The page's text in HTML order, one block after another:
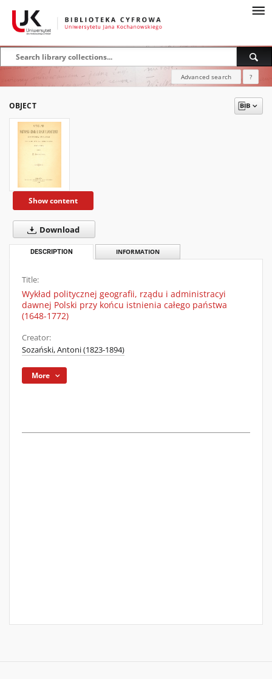
Advanced search ?
OBJECT
Show content
Download
DESCRIPTION INFORMATION
Title:
Wykład politycznej geografii, rządu i administracyi
dawnej Polski przy końcu istnienia całego państwa
(1648-1772)
Creator:
Sozański, Antoni (1823-1894)
More